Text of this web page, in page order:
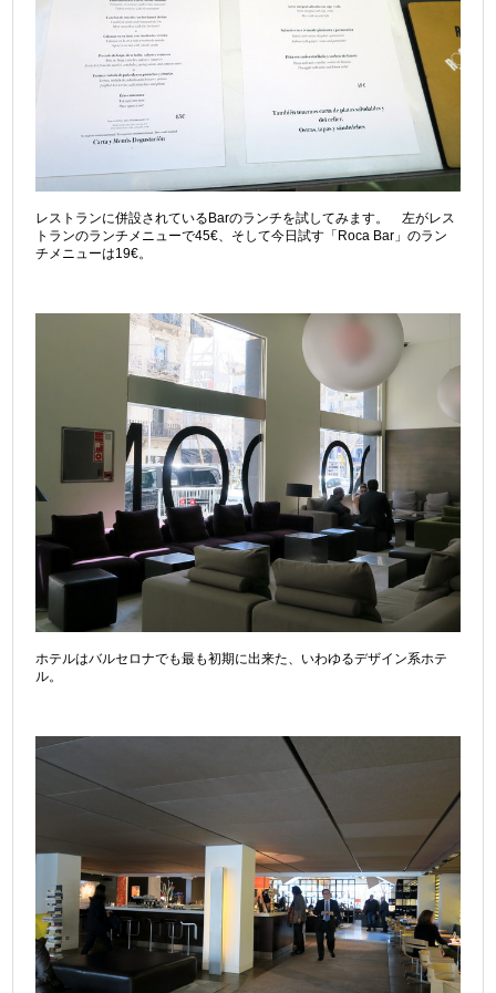
レストランに併設されているBarのランチを試してみます。 左がレス
トランのランチメニューで45€、そして今日試す「Roca Bar」のラン
チメニューは19€。
ホテルはバルセロナでも最も初期に出来た、いわゆるデザイン系ホテ
ル。